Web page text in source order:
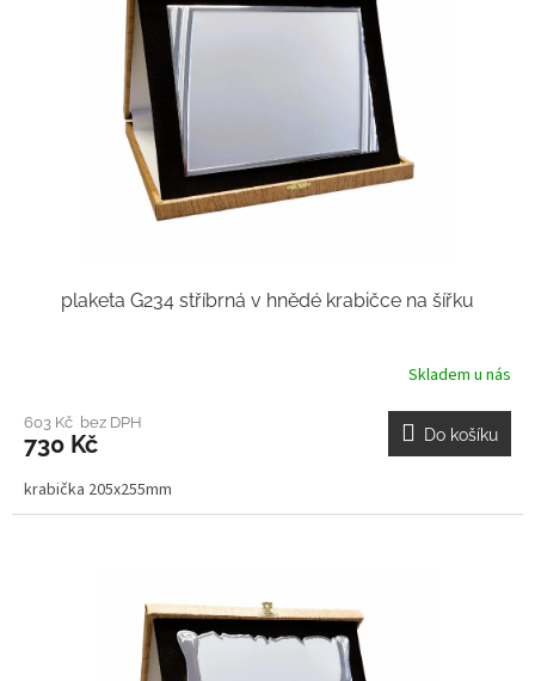
plaketa G234 stříbrná v hnědé krabičce na šířku
Skladem u nás
603 Kč bez DPH
730 Kč Do košíku
krabička 205x255mm